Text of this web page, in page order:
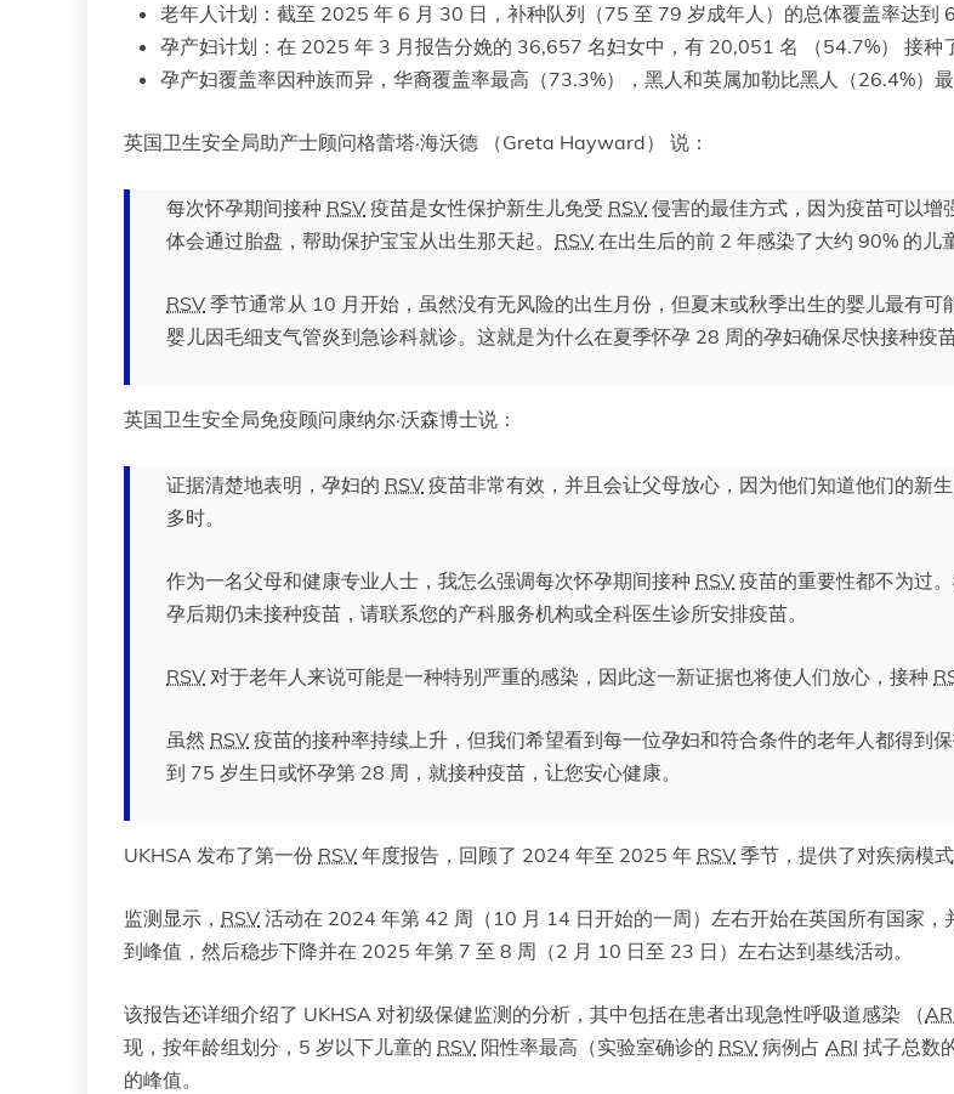
老年人计划：截至 2025 年 6 月 30 日，补种队列（75 至 79 岁成年人）的总体覆盖率达到
孕产妇计划：在 2025 年 3 月报告分娩的 36,657 名妇女中，有 20,051 名 （54.7%） 接种
孕产妇覆盖率因种族而异，华裔覆盖率最高（73.3%），黑人和英属加勒比黑人（26.4%）
英国卫生安全局助产士顾问格蕾塔·海沃德 （Greta Hayward） 说：
每次怀孕期间接种 RSV 疫苗是女性保护新生儿免受 RSV 侵害的最佳方式，因为疫苗可以增
体会通过胎盘，帮助保护宝宝从出生那天起。 RSV 在出生后的前 2 年感染了大约 90% 的儿童
RSV 季节通常从 10 月开始，虽然没有无风险的出生月份，但夏末或秋季出生的婴儿最有
婴儿因毛细支气管炎到急诊科就诊。这就是为什么在夏季怀孕 28 周的孕妇确保尽快接种疫
英国卫生安全局免疫顾问康纳尔·沃森博士说：
证据清楚地表明，孕妇的 RSV 疫苗非常有效，并且会让父母放心，因为他们知道他们的新
多时。
作为一名父母和健康专业人士，我怎么强调每次怀孕期间接种 RSV 疫苗的重要性都不为过
孕后期仍未接种疫苗，请联系您的产科服务机构或全科医生诊所安排疫苗。
RSV 对于老年人来说可能是一种特别严重的感染，因此这一新证据也将使人们放心，接种
虽然 RSV 疫苗的接种率持续上升，但我们希望看到每一位孕妇和符合条件的老年人都得
到 75 岁生日或怀孕第 28 周，就接种疫苗，让您安心健康。
UKHSA 发布了第一份 RSV 年度报告，回顾了 2024 年至 2025 年 RSV 季节，提供了对疾病模
监测显示， RSV 活动在 2024 年第 42 周（10 月 14 日开始的一周）左右开始在英国所有国家
到峰值，然后稳步下降并在 2025 年第 7 至 8 周（2 月 10 日至 23 日）左右达到基线活动。
该报告还详细介绍了 UKHSA 对初级保健监测的分析，其中包括在患者出现急性呼吸道感染 （
现，按年龄组划分，5 岁以下儿童的 RSV 阳性率最高（实验室确诊的 RSV 病例占 ARI 拭子总数
的峰值。